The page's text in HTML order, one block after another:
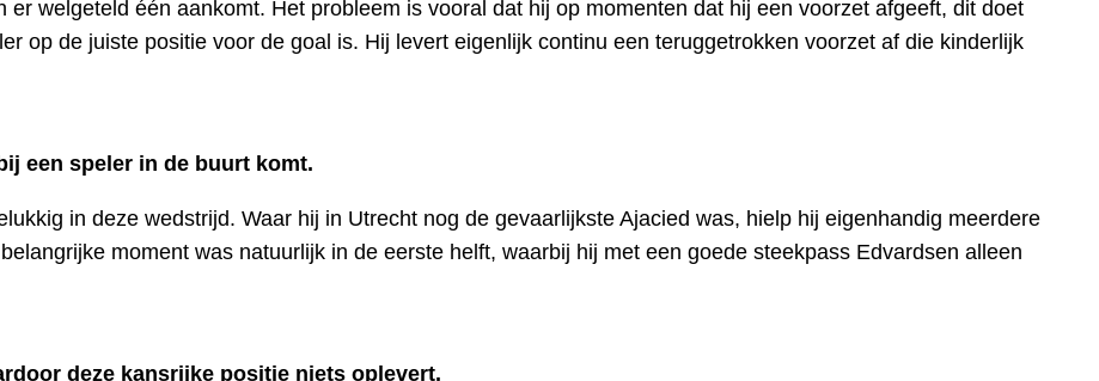
welgeteld één aankomt. Het probleem is vooral dat hij op momenten dat hij een voorzet afgeeft, dit doet
op de juiste positie voor de goal is. Hij levert eigenlijk continu een teruggetrokken voorzet af die kinderlijk
een speler in de buurt komt.
in deze wedstrijd. Waar hij in Utrecht nog de gevaarlijkste Ajacied was, hielp hij eigenhandig meerdere
moment was natuurlijk in de eerste helft, waarbij hij met een goede steekpass Edvardsen alleen
deze kansrijke positie niets oplevert.